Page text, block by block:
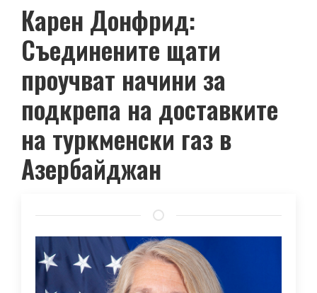
Карен Донфрид:
Съединените щати
проучват начини за
подкрепа на доставките
на туркменски газ в
Азербайджан